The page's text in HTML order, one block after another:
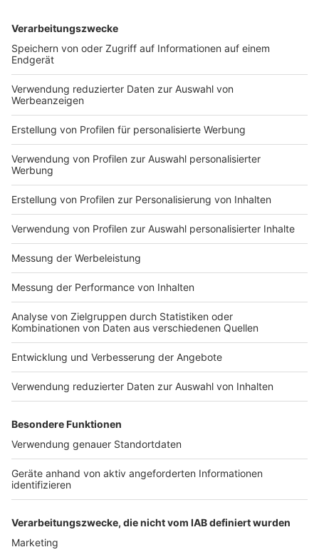
KONTAKT UND IMPRESSUM
AGB
DATENSCHUTZ
MEDIADATEN BRIEFING (PDF)
MEDIADATEN PRINT (PDF)
MEDIADATEN NEWS-WEBSITE (PDF)
ALLE COMPUTERWORLD BRIEFINGS
STELLENMARKT
Computerworld Newsletter
JETZT ABONNIEREN